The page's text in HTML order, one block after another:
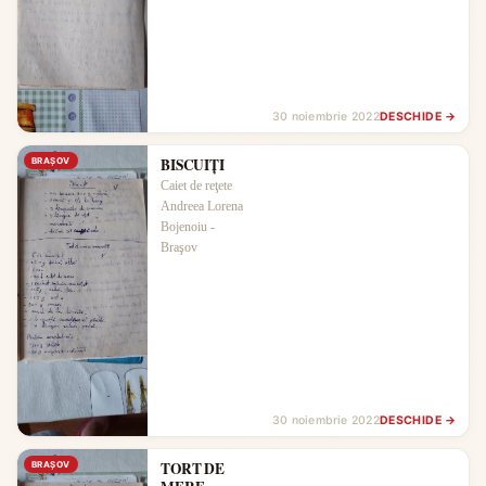
30 noiembrie 2022DESCHIDE →
BRAŞOV BISCUIŢI
Caiet de reţete
Andreea Lorena
Bojenoiu -
Braşov
30 noiembrie 2022DESCHIDE →
BRAŞOV
TORT DE